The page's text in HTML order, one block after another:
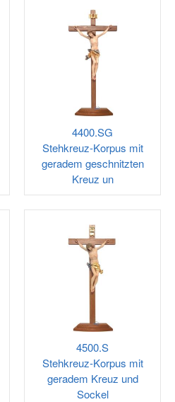
4400.SG
Stehkreuz-Korpus mit
geradem geschnitzten
Kreuz un
4500.S
Stehkreuz-Korpus mit
geradem Kreuz und
Sockel